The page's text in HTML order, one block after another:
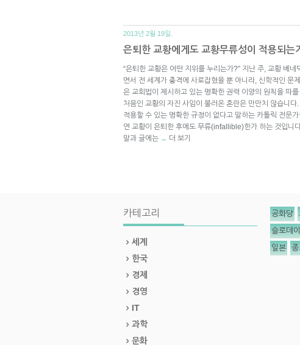
2013년 2월 19일.
은퇴한 교황에게도 교황무류성이 적용되는
“은퇴한 교황은 어떤 지위를 누리는가?” 지난 주, 교황 베
면서 전 세계가 충격에 사로잡혔을 뿐 아니라, 신학적인 문
은 교회법이 제시하고 있는 명확한 권력 이양의 원칙을 따
처음인 교황의 자진 사임이 불러온 혼란은 만만치 않습니다.
적용할 수 있는 명확한 규정이 없다고 말하는 카톨릭 전문
연 교황이 은퇴한 후에도 무류(infallible)한가 하는 것입니
말과 글에는 → 더 보기
카테고리
세계
한국
경제
경영
IT
과학
문화
공화당
슬로데이
일본